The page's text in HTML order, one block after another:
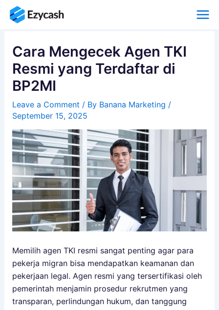
Skip
Cara Mengecek Agen TKI
Resmi yang Terdaftar di
BP2MI
Leave a Comment / By Banana Marketing /
September 15, 2025
Memilih agen TKI resmi sangat penting agar para
pekerja migran bisa mendapatkan keamanan dan
pekerjaan legal. Agen resmi yang tersertifikasi oleh
pemerintah menjamin prosedur rekrutmen yang
transparan, perlindungan hukum, dan tanggung